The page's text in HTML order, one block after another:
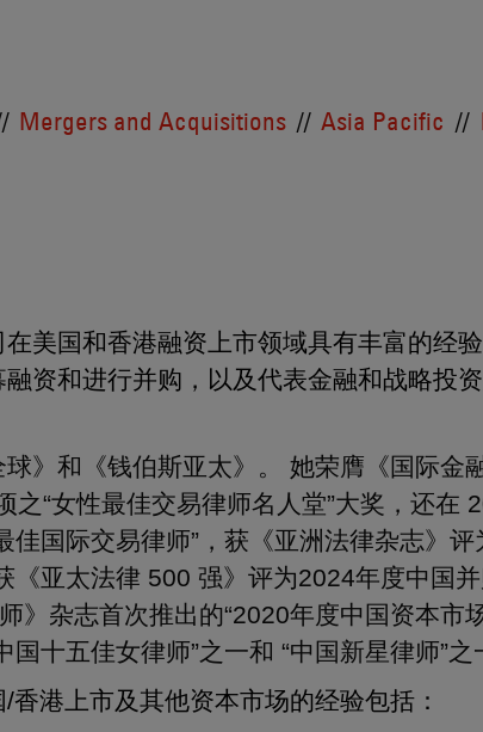
Mergers and Acquisitions Asia Pacific
美国和香港融资上市领域具有丰富的经
资和进行并购，以及代表金融和战略投
》和《钱伯斯亚太》。 她荣膺《国际金
之“女性最佳交易律师名人堂”大奖，还在
佳国际交易律师”，获《亚洲法律杂志》评
《亚太法律 500 强》评为2024年度中国
》杂志首次推出的“2020年度中国资本市场
十五佳女律师”之一和 “中国新星律师”之
港上市及其他资本市场的经验包括：